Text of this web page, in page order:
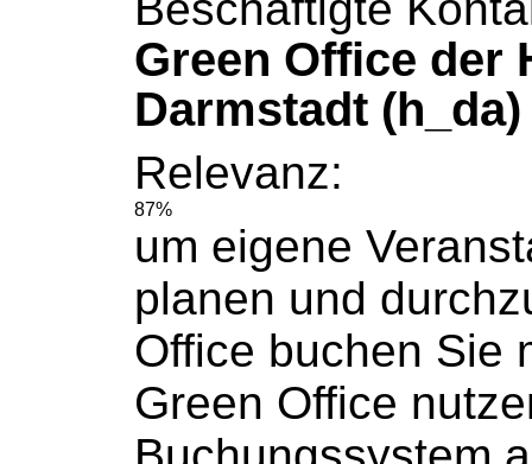
Green Office der
Darmstadt (h_da)
Relevanz:
87%
um eigene
planen und
Office buchen Sie
Green Office